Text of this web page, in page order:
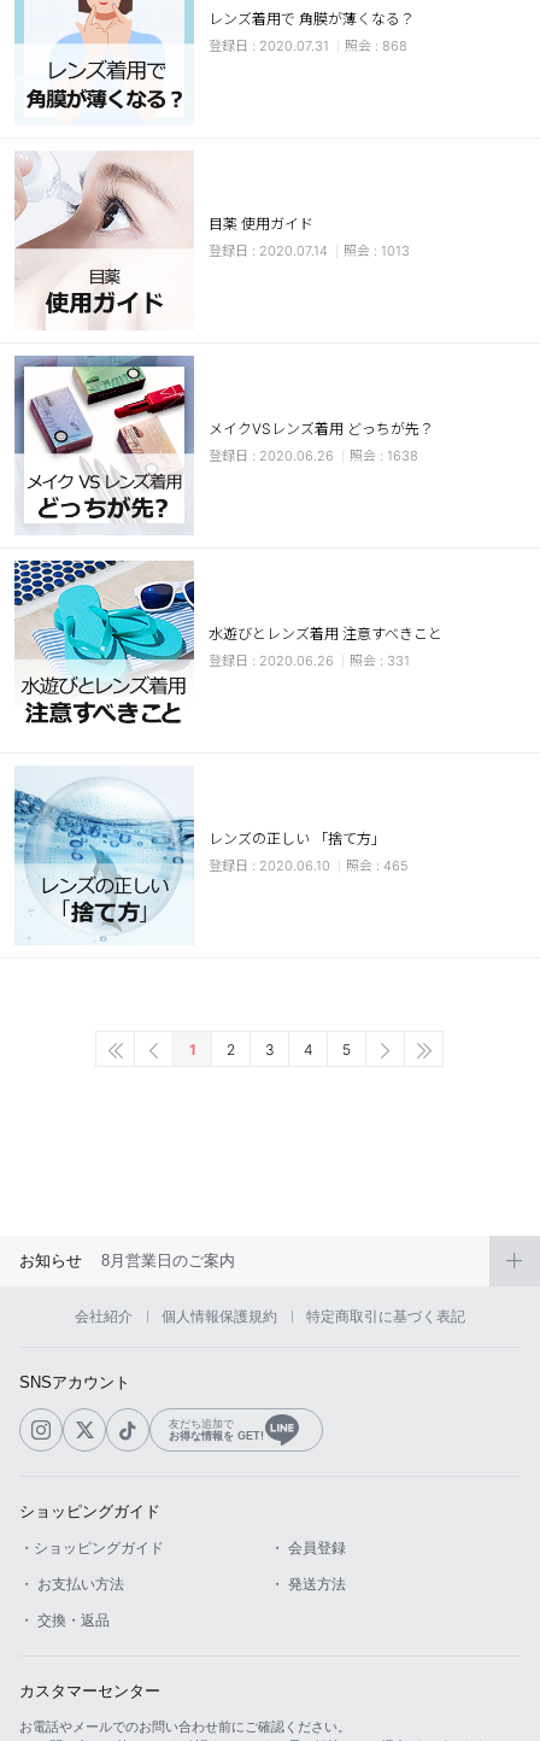
EYEしてる
総合掲示板
カスタマーサービス
ショッピングガイド
アプリダウンロード
INSTAGRAM TWITTER
レンズ着用で 角膜が薄くなる？
2020.07.31 868
目薬 使用ガイド
2020.07.14 1013
メイクVSレンズ着用 どっちが先？
2020.06.26 1638
水遊びとレンズ着用 注意すべきこと
2020.06.26 331
レンズの正しい 「捨て方」
2020.06.10 465
1 2 3 4 5
お知らせ 8月営業日のご案内
会社紹介 個人情報保護規約 特定商取引に基づく表記
SNSアカウント
友だち追加で
お得な情報を GET!
ショッピングガイド
・ショッピングガイド ・ 会員登録
・ お支払い方法 ・ 発送方法
・ 交換・返品
カスタマーセンター
お電話やメールでのお問い合わせ前にご確認ください。